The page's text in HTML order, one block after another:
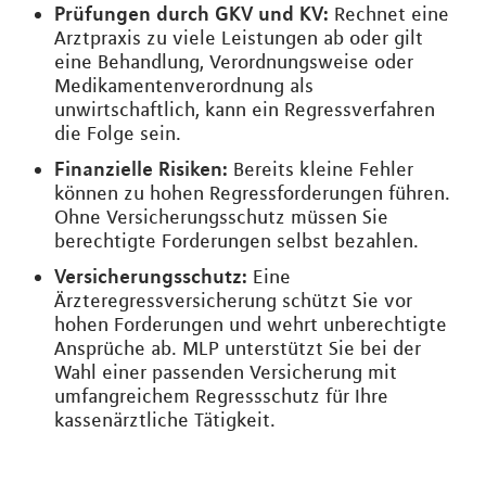
Prüfungen durch GKV und KV: Rechnet eine
Arztpraxis zu viele Leistungen ab oder gilt
eine Behandlung, Verordnungsweise oder
Medikamentenverordnung als
unwirtschaftlich, kann ein Regressverfahren
die Folge sein.
Finanzielle Risiken: Bereits kleine Fehler
können zu hohen Regressforderungen führen.
Ohne Versicherungsschutz müssen Sie
berechtigte Forderungen selbst bezahlen.
Versicherungsschutz: Eine
Ärzteregressversicherung schützt Sie vor
hohen Forderungen und wehrt unberechtigte
Ansprüche ab. MLP unterstützt Sie bei der
Wahl einer passenden Versicherung mit
umfangreichem Regressschutz für Ihre
kassenärztliche Tätigkeit.